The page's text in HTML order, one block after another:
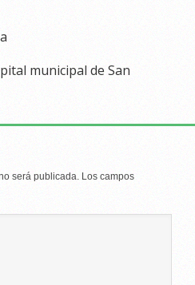
municipal de San
será publicada. Los campos